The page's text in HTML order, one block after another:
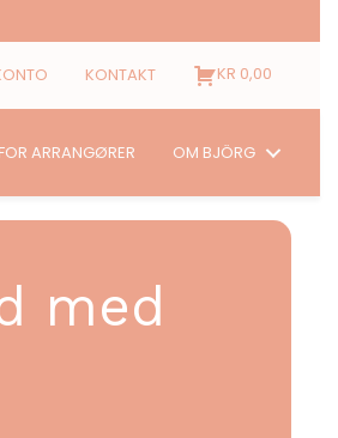
KONTAKT KR 0,00
FOR ARRANGØRER OM BJÖRG
med